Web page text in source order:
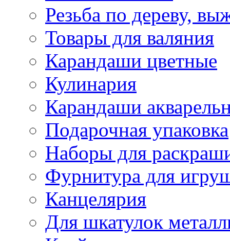
Резьба по дереву,
Товары для валяния
Карандаши цветные
Кулинария
Карандаши
Подарочная упаковка
Наборы для
Фурнитура для
Канцелярия
Для шкатулок